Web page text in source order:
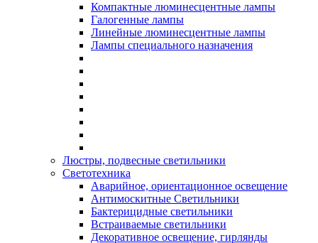
Компактные люминесцентные лампы
Галогенные лампы
Линейные люминесцентные лампы
Лампы специального назначения
Люстры, подвесные светильники
Светотехника
Аварийное, ориентационное освещение
Антимоскитные Светильники
Бактерицидные светильники
Встраиваемые светильники
Декоративное освещение, гирлянды